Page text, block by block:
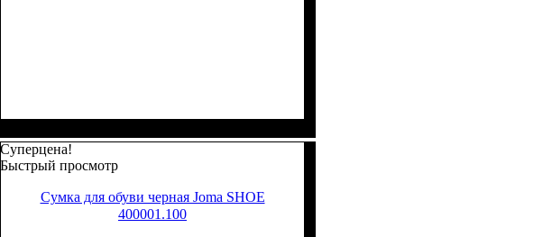
Суперцена!
Быстрый просмотр
Сумка для обуви черная Joma SHOE
400001.100